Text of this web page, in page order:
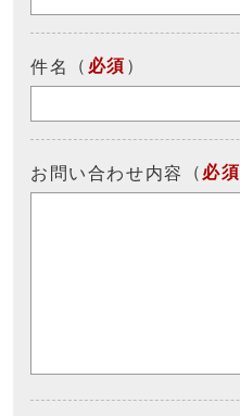
件名 （ 必須 ）
お問い合わせ内容 （ 必須